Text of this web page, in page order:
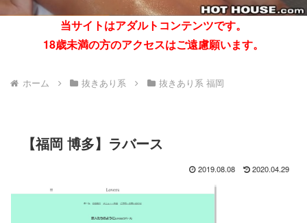
当サイトはアダルトコンテンツです。
18歳未満の方のアクセスはご遠慮願います。
ホーム 抜きあり系 抜きあり系 福岡
【福岡 博多】ラバース
2019.08.08 2020.04.29